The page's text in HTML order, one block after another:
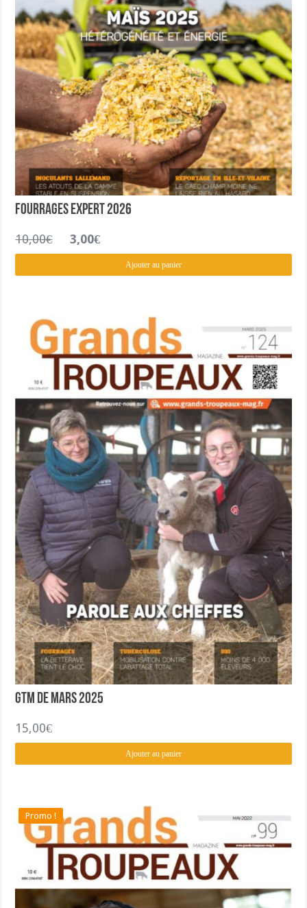
Fourrages Expert 2026
10,00€
prix
3,00€
prix
actuelAjouter au panier
GTM de Mars 2025
15,00€
Ajouter au panier
Promo !